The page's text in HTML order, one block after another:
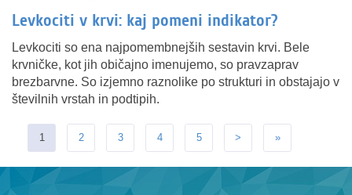
Levkociti v krvi: kaj pomeni indikator?
Levkociti so ena najpomembnejših sestavin krvi. Bele
krvničke, kot jih običajno imenujemo, so pravzaprav
brezbarvne. So izjemno raznolike po strukturi in obstajajo v
številnih vrstah in podtipih.
1 2 3 4 5 > »